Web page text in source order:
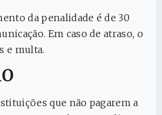
da penalidade é de 30
Em caso de atraso, o
e multa.
que não pagarem a